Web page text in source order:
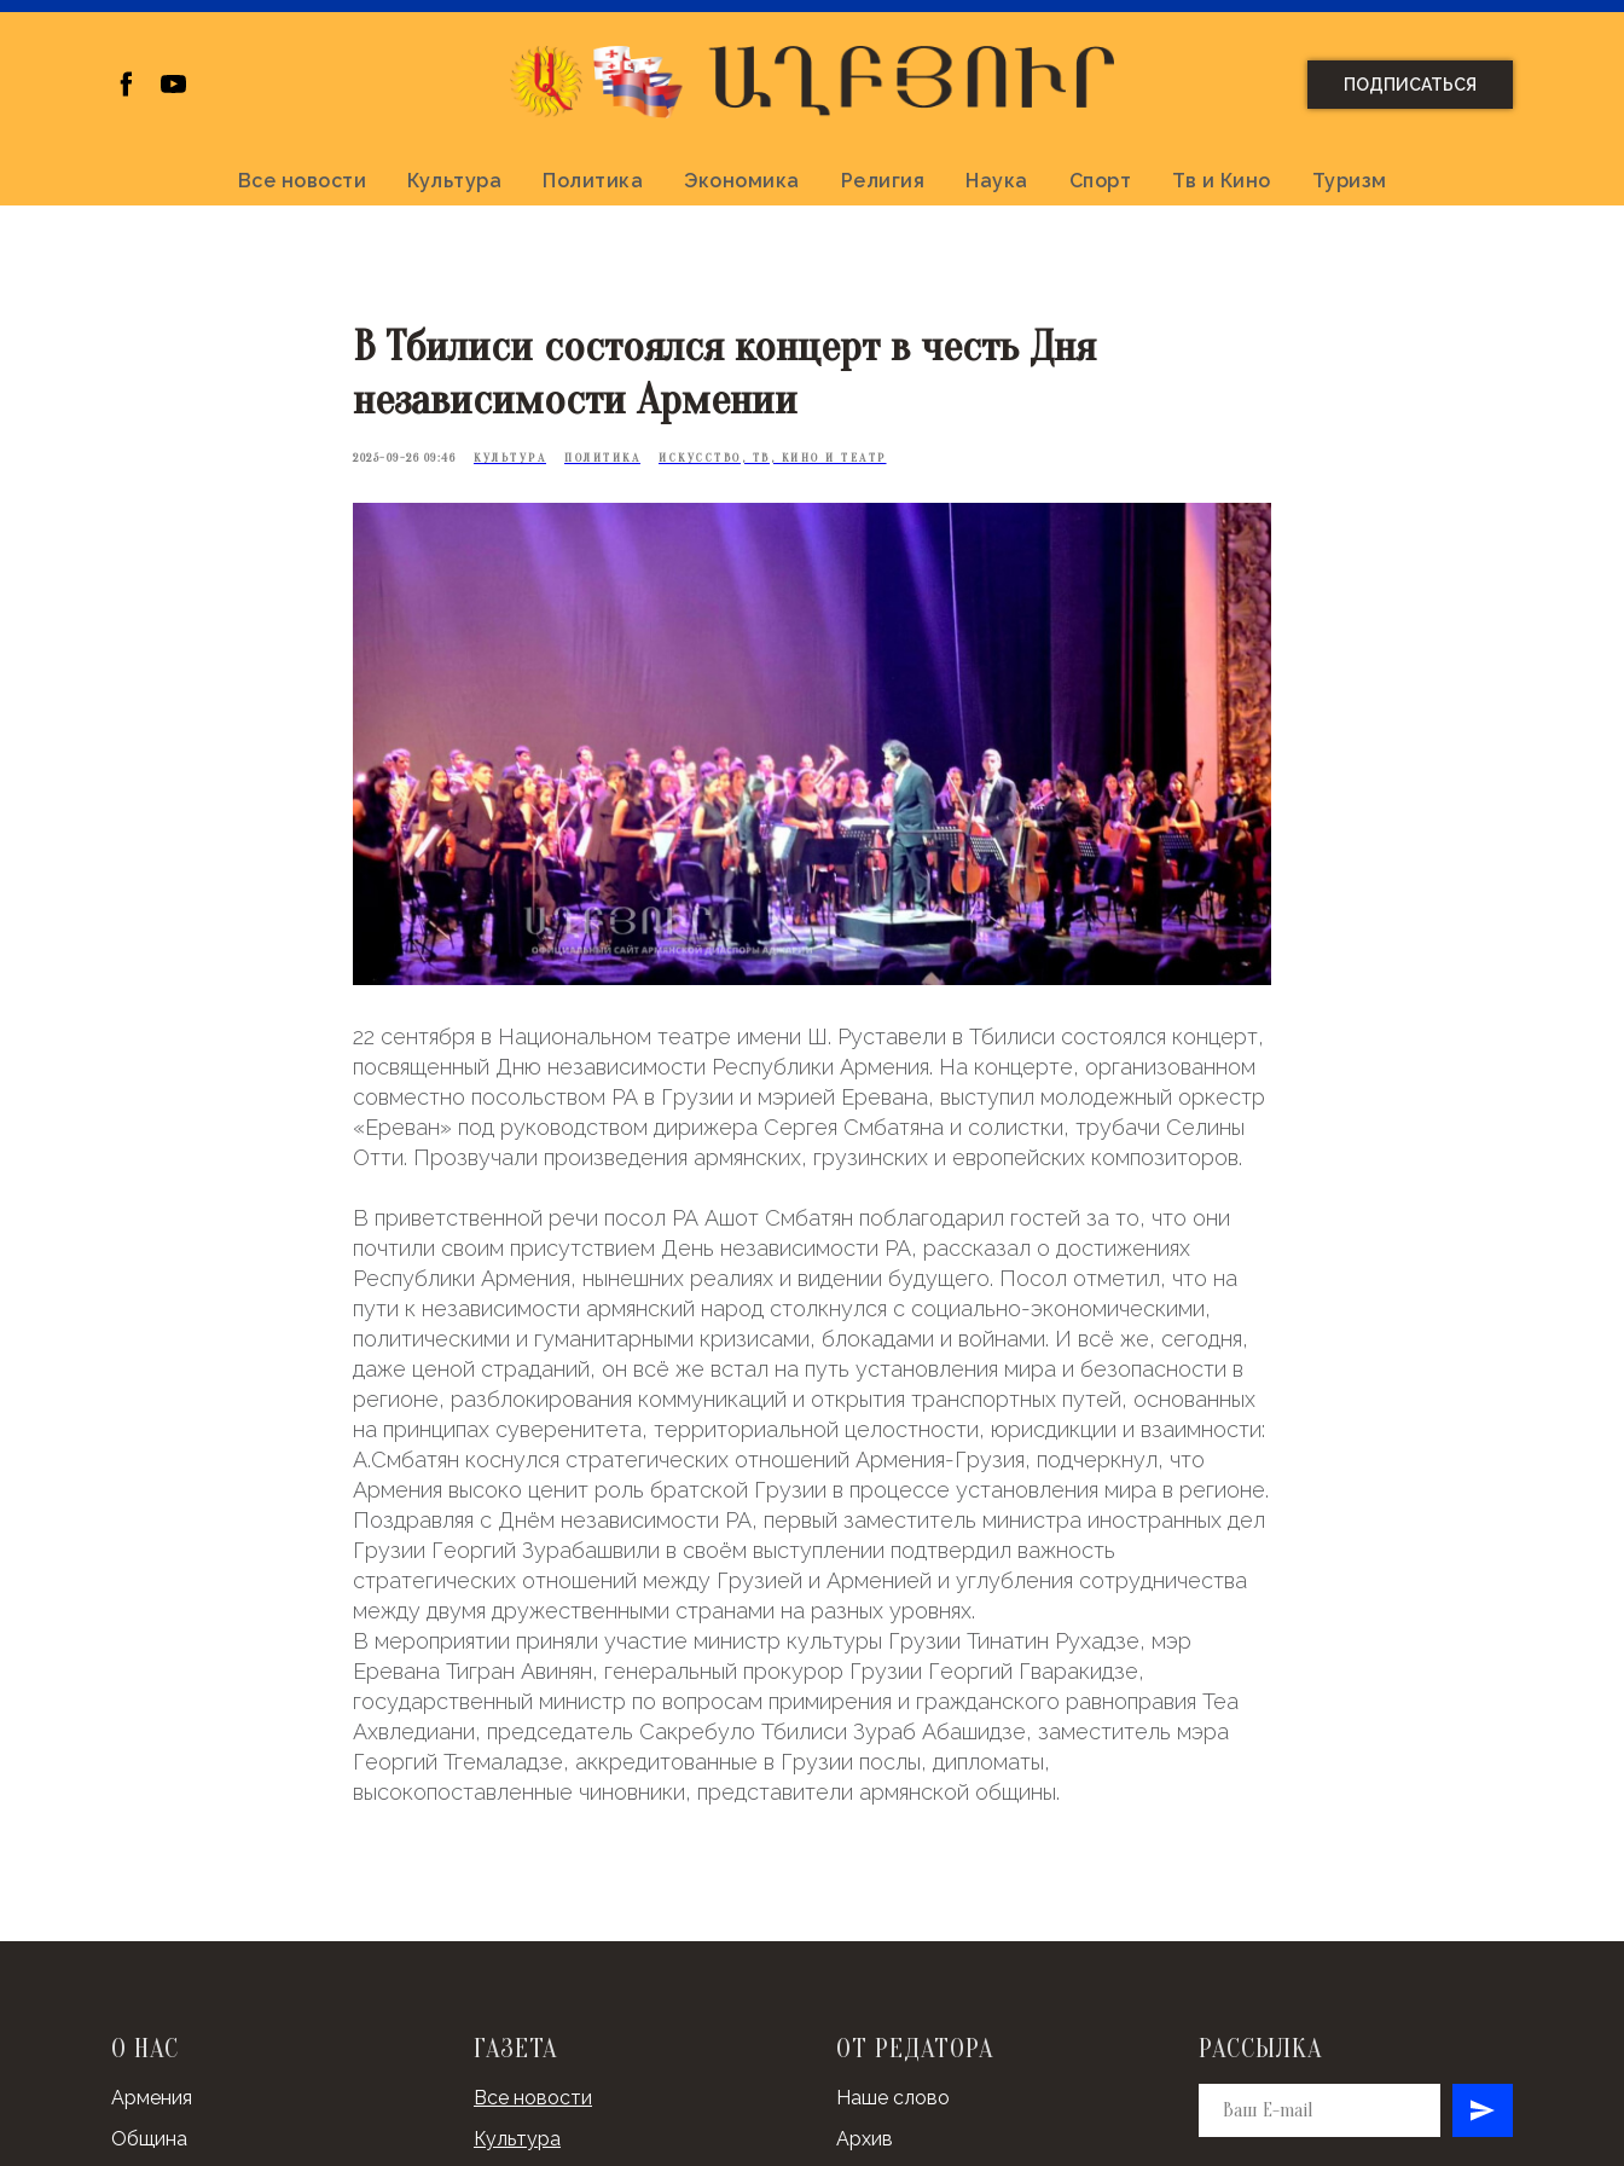
ПОДПИСАТЬСЯ
Все новости Культура Политика Экономика Религия Наука Спорт Тв и Кино Туризм
В Тбилиси состоялся концерт в честь Дня
независимости Армении
2025-09-26 09:46 КУЛЬТУРА ПОЛИТИКА ИСКУССТВО, ТВ, КИНО И ТЕАТР
22 сентября в Национальном театре имени Ш. Руставели в Тбилиси состоялся концерт,
посвященный Дню независимости Республики Армения. На концерте, организованном
совместно посольством РА в Грузии и мэрией Еревана, выступил молодежный оркестр
«Ереван» под руководством дирижера Сергея Смбатяна и солистки, трубачи Селины
Отти. Прозвучали произведения армянских, грузинских и европейских композиторов.
В приветственной речи посол РА Ашот Смбатян поблагодарил гостей за то, что они
почтили своим присутствием День независимости РА, рассказал о достижениях
Республики Армения, нынешних реалиях и видении будущего. Посол отметил, что на
пути к независимости армянский народ столкнулся с социально-экономическими,
политическими и гуманитарными кризисами, блокадами и войнами. И всё же, сегодня,
даже ценой страданий, он всё же встал на путь установления мира и безопасности в
регионе, разблокирования коммуникаций и открытия транспортных путей, основанных
на принципах суверенитета, территориальной целостности, юрисдикции и взаимности:
А.Смбатян коснулся стратегических отношений Армения-Грузия, подчеркнул, что
Армения высоко ценит роль братской Грузии в процессе установления мира в регионе.
Поздравляя с Днём независимости РА, первый заместитель министра иностранных дел
Грузии Георгий Зурабашвили в своём выступлении подтвердил важность
стратегических отношений между Грузией и Арменией и углубления сотрудничества
между двумя дружественными странами на разных уровнях.
В мероприятии приняли участие министр культуры Грузии Тинатин Рухадзе, мэр
Еревана Тигран Авинян, генеральный прокурор Грузии Георгий Гваракидзе,
государственный министр по вопросам примирения и гражданского равноправия Теа
Ахвледиани, председатель Сакребуло Тбилиси Зураб Абашидзе, заместитель мэра
Георгий Тгемаладзе, аккредитованные в Грузии послы, дипломаты,
высокопоставленные чиновники, представители армянской общины.
О НАС
Армения
Община
ГАЗЕТА
Все новости
Культура
ОТ РЕДАТОРА
Наше слово
Архив
РАССЫЛКА